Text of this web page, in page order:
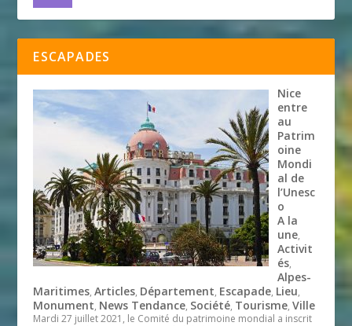
ESCAPADES
Nice
entre
au
Patrim
oine
Mondi
al de
l’Unesc
o
A la
une,
Activit
és,
Alpes-
Maritimes,Articles, Département, Escapade, Lieu,
Monument, News Tendance, Société, Tourisme,Ville
Mardi 27 juillet 2021, le Comité du patrimoine mondial a inscrit